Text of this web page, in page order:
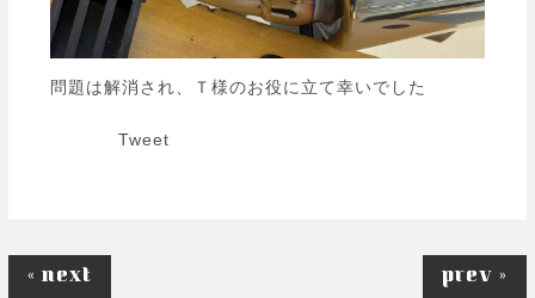
問題は解消され、Ｔ様のお役に立て幸いでした
Tweet
« next prev »